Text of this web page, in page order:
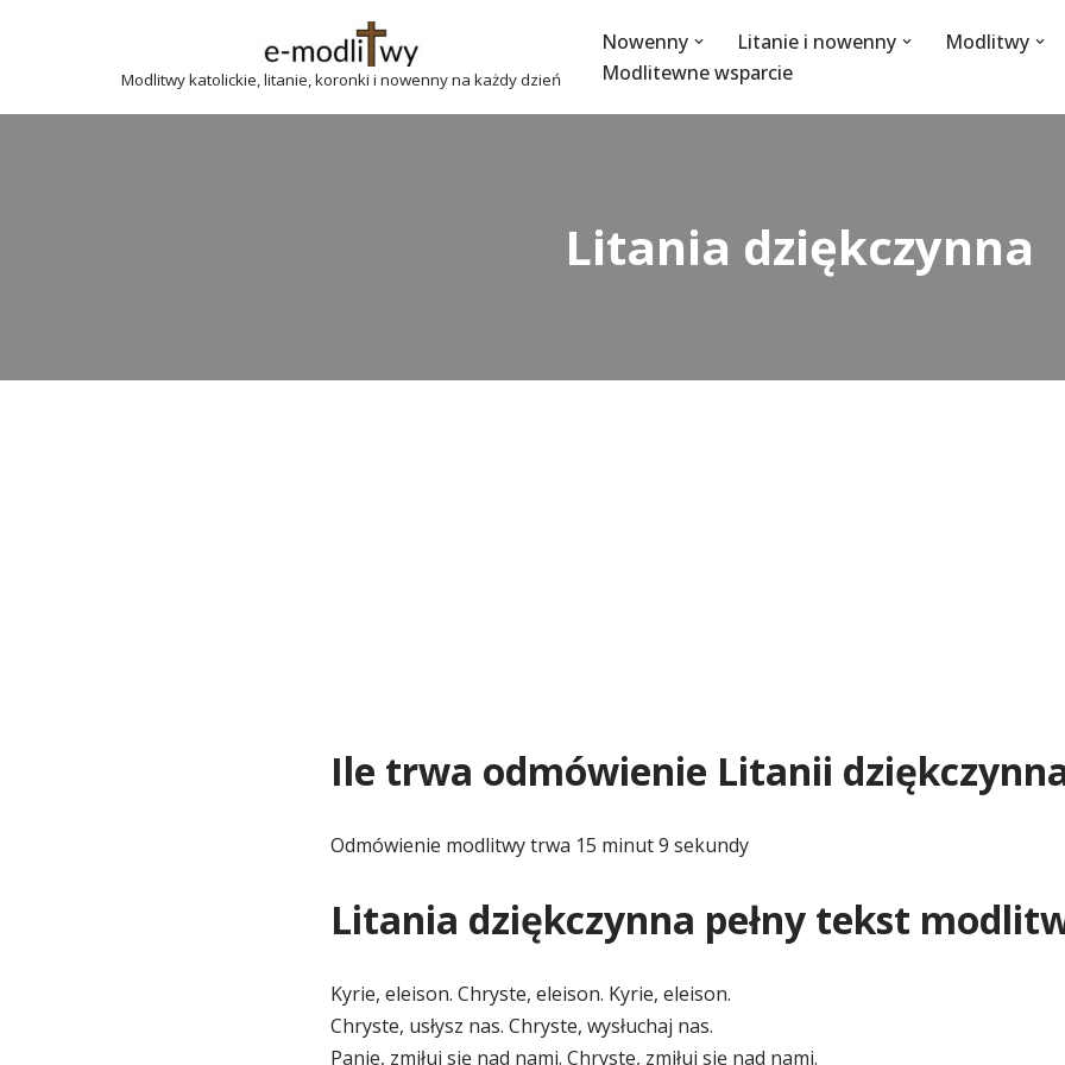
Modlitwy katolickie, litanie, koronki i nowenny na każdy dzień
Nowenny Litanie i nowenny Modlitwy
Modlitewne wsparcie
Litania dziękczynna
Ile trwa odmówienie Litanii
Odmówienie modlitwy trwa 15 minut 9 sekundy
Litania dziękczynna pełny tekst
Kyrie, eleison. Chryste, eleison. Kyrie, eleison.
Chryste, usłysz nas. Chryste, wysłuchaj nas.
Panie, zmiłuj się nad nami. Chryste, zmiłuj się nad nami.